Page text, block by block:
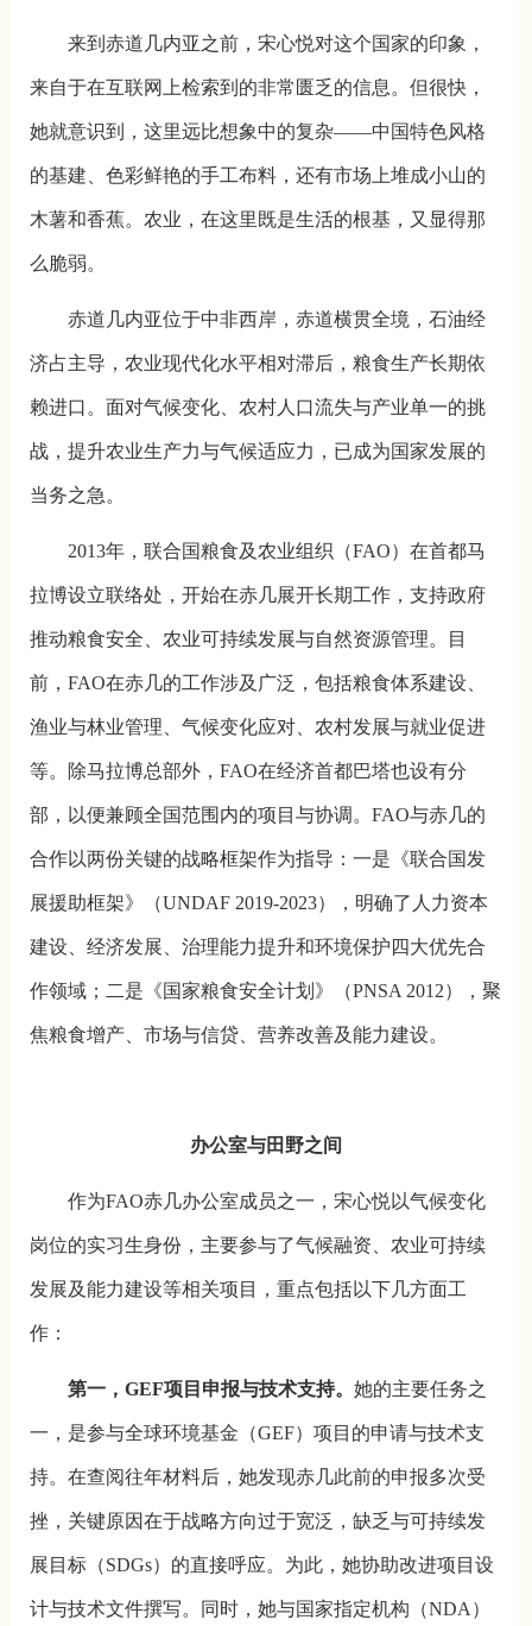
来到赤道几内亚之前，宋心悦对这个国家的印象，
来自于在互联网上检索到的非常匮乏的信息。但很快，
她就意识到，这里远比想象中的复杂——中国特色风格
的基建、色彩鲜艳的手工布料，还有市场上堆成小山的
木薯和香蕉。农业，在这里既是生活的根基，又显得那
么脆弱。
赤道几内亚位于中非西岸，赤道横贯全境，石油经
济占主导，农业现代化水平相对滞后，粮食生产长期依
赖进口。面对气候变化、农村人口流失与产业单一的挑
战，提升农业生产力与气候适应力，已成为国家发展的
当务之急。
2013年，联合国粮食及农业组织（FAO）在首都马
拉博设立联络处，开始在赤几展开长期工作，支持政府
推动粮食安全、农业可持续发展与自然资源管理。目
前，FAO在赤几的工作涉及广泛，包括粮食体系建设、
渔业与林业管理、气候变化应对、农村发展与就业促进
等。除马拉博总部外，FAO在经济首都巴塔也设有分
部，以便兼顾全国范围内的项目与协调。FAO与赤几的
合作以两份关键的战略框架作为指导：一是《联合国发
展援助框架》（UNDAF 2019-2023），明确了人力资本
建设、经济发展、治理能力提升和环境保护四大优先合
作领域；二是《国家粮食安全计划》（PNSA 2012），聚
焦粮食增产、市场与信贷、营养改善及能力建设。
办公室与田野之间
作为FAO赤几办公室成员之一，宋心悦以气候变化
岗位的实习生身份，主要参与了气候融资、农业可持续
发展及能力建设等相关项目，重点包括以下几方面工
作：
第一，GEF项目申报与技术支持。 她的主要任务之
一，是参与全球环境基金（GEF）项目的申请与技术支
持。在查阅往年材料后，她发现赤几此前的申报多次受
挫，关键原因在于战略方向过于宽泛，缺乏与可持续发
展目标（SDGs）的直接呼应。为此，她协助改进项目设
计与技术文件撰写。同时，她与国家指定机构（NDA）